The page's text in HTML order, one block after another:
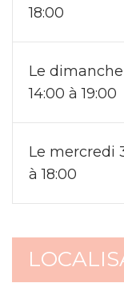
18:00
Le
14:00 à 19:00
Le mercredi
à 18:00